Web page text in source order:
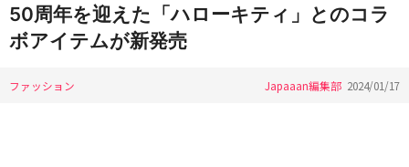
50周年を迎えた「ハローキティ」とのコラ
ボアイテムが新発売
ファッション Japaaan編集部 2024/01/17